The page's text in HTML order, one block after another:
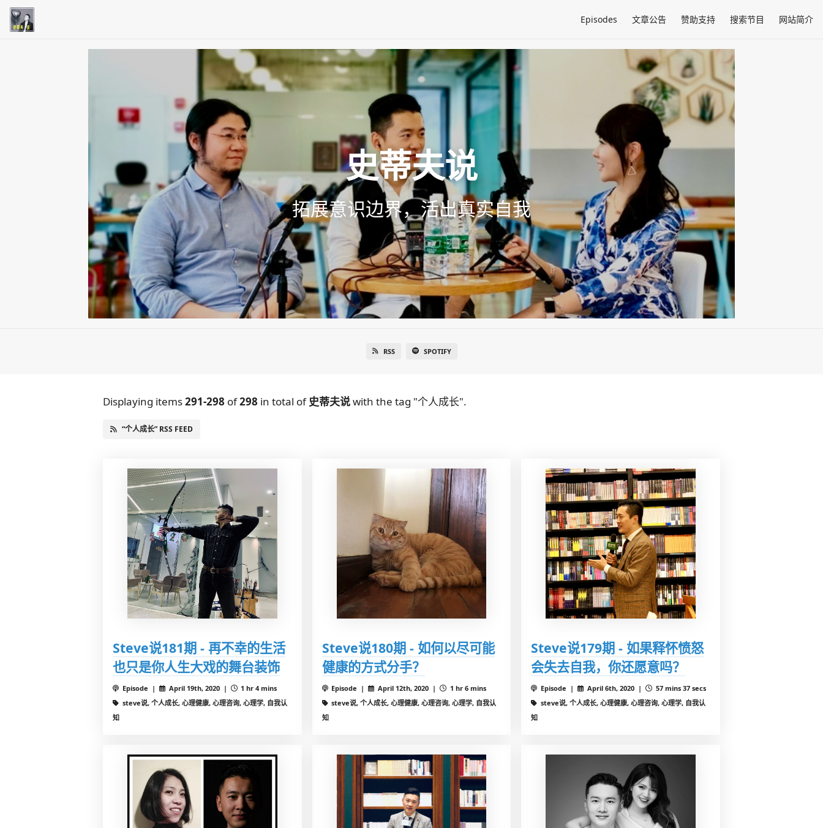
Episodes 文章公告 赞助支持 搜索节目 网站简介
史蒂夫说
拓展意识边界，活出真实自我
RSS SPOTIFY
Displaying items291-298 of298 in total of 史蒂夫说with the tag "个人成长".
“个人成长” RSS FEED
Steve说181期 - 再不幸的生活
也只是你人生大戏的舞台装饰
Episode | April 19th, 2020 |
1 hr 4 mins
steve说, 个人成长, 心理健康, 心理咨询, 心理学, 自我认
知
Steve说180期 - 如何以尽可能
健康的方式分手？
Episode | April 12th, 2020 |
1 hr 6 mins
steve说, 个人成长, 心理健康, 心理咨询, 心理学, 自我认
知
Steve说179期 - 如果释怀愤怒
会失去自我，你还愿意吗？
Episode | April 6th, 2020 |
57 mins 37 secs
steve说, 个人成长, 心理健康, 心理咨询, 心理学, 自我认
知